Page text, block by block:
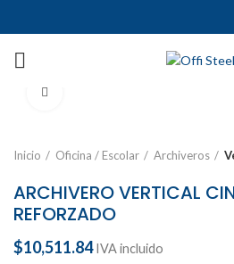
Inicio Oficina / Escolar Archiveros
ARCHIVERO VERTICAL
REFORZADO
$10,511.84 IVA incluido